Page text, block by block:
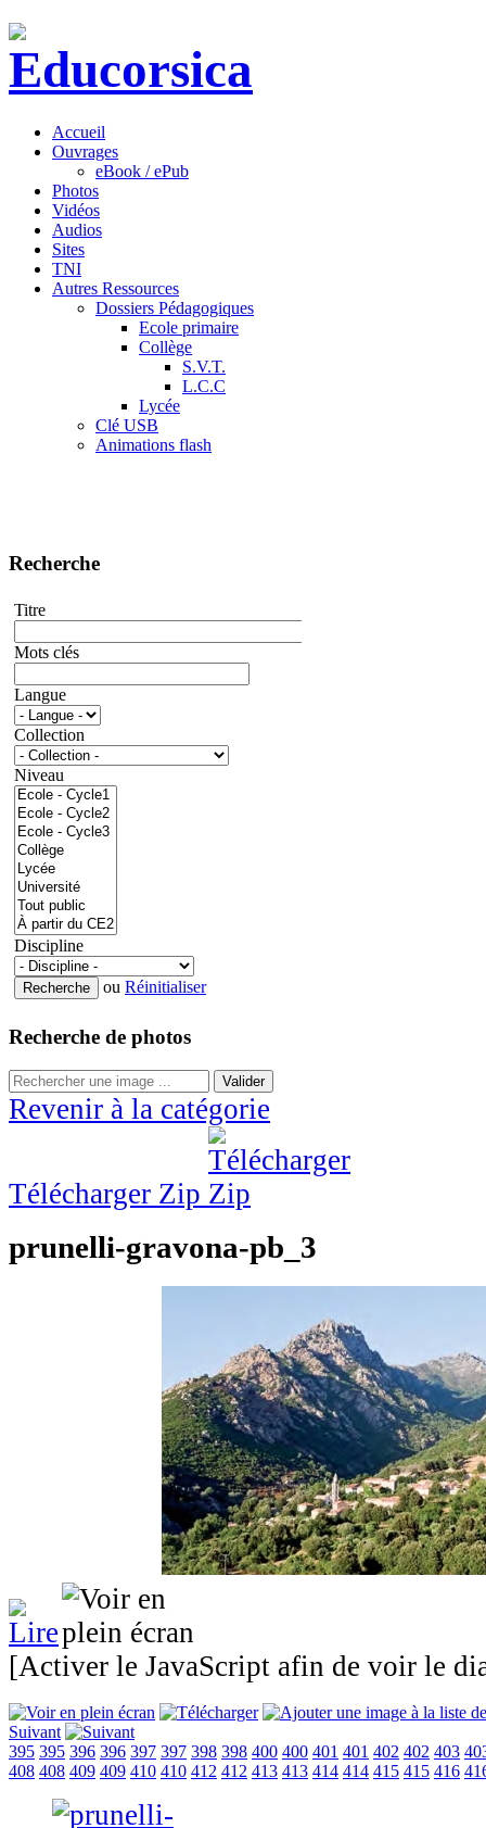
Accueil
Ouvrages
eBook / ePub
Photos
Vidéos
Audios
Sites
TNI
Autres Ressources
Dossiers Pédagogiques
Ecole primaire
Collège
S.V.T.
L.C.C
Lycée
Clé USB
Animations flash
Recherche
Titre
Mots clés
Langue
Collection
Niveau
Discipline
ou Réinitialiser
Recherche de photos
Valider
Revenir à la catégorie
Télécharger Zip
prunelli-gravona-pb_3
[Activer le JavaScript afin de voir le
Suivant
395 395 396 396 397 397 398 398 400 400 401 401 402 402 403
408 408 409 409 410 410 412 412 413 413 414 414 415 415 416